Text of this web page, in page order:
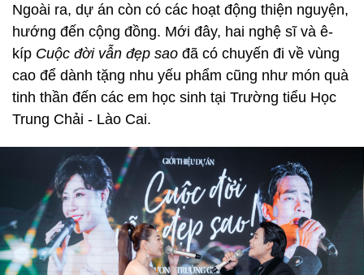
Ngoài ra, dự án còn có các hoạt động thiện nguyện,
hướng đến cộng đồng. Mới đây, hai nghệ sĩ và ê-
kíp Cuộc đời vẫn đẹp sao đã có chuyến đi về vùng
cao để dành tặng nhu yếu phẩm cũng như món quà
tinh thần đến các em học sinh tại Trường tiểu Học
Trung Chải - Lào Cai.